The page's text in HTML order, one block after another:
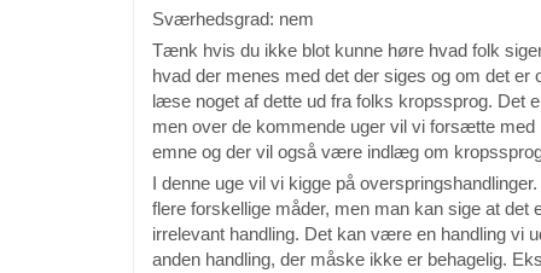
Sværhedsgrad: nem
Tænk hvis du ikke blot kunne høre hvad folk
hvad der menes med det der siges og om det er
læse noget af dette ud fra folks kropssprog. Det
men over de kommende uger vil vi forsætte
emne og der vil også være indlæg om
I denne uge vil vi kigge på
flere forskellige måder, men man kan sige at det
irrelevant handling. Det kan være en handling vi
anden handling, der måske ikke er behagelig.